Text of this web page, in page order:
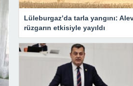
Lüleburgaz’da tarla yangını:
rüzgarın etkisiyle yayıldı